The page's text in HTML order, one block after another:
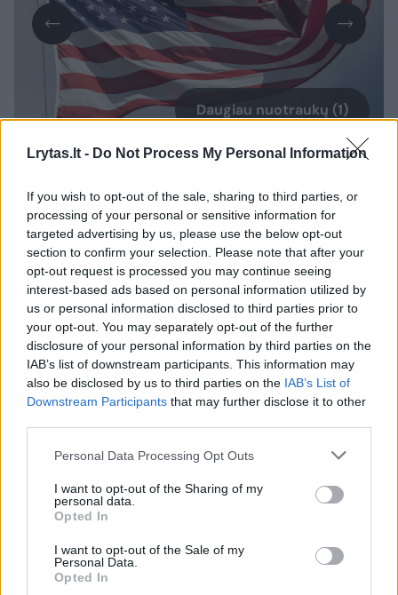
Lrytas.lt - Do Not Process My Personal Information
If you wish to opt-out of the sale, sharing to third parties, or
processing of your personal or sensitive information for
targeted advertising by us, please use the below opt-out
section to confirm your selection. Please note that after your
opt-out request is processed you may continue seeing
interest-based ads based on personal information utilized by
us or personal information disclosed to third parties prior to
your opt-out. You may separately opt-out of the further
disclosure of your personal information by third parties on the
IAB’s list of downstream participants. This information may
also be disclosed by us to third parties on the IAB’s List of
Downstream Participants that may further disclose it to other
Personal Data Processing Opt Outs
I want to opt-out of the Sharing of my
personal data.
Opted In
I want to opt-out of the Sale of my
Personal Data.
Opted In
Daugiau nuotraukų (1)
administracijos atstovas laikraščiui sakė:
„Vyksta pokalbiai, kad kažkas būtų
pasirašyta, kai atvyks kronprincas, tačiau
detalės dar nėra suderintos“. Anot
pranešimo, diskutuojama sutartis panaši į
JAV ir Kataro paktą. Šiame teigiama, kad bet
kokia ginkluota ataka prieš Katarą laikoma
grėsme JAV.
Saudo Arabija jau seniai siekia garantijų,
panašių į susitarimą su Kataru. Tai dalis JAV
pastangų normalizuoti santykius tarp
Saudo Arabija jau pasirašė abipusį gynybos
paktą su branduolinį ginklą turinčiu Pakistanu.